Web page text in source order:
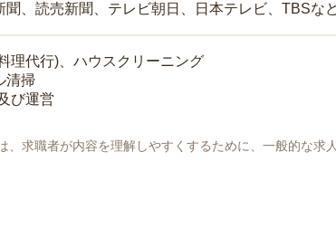
聞、読売新聞、テレビ朝日、日本テレビ、TBSな
理代行)、ハウスクリーニング
清掃
び運営
求職者が内容を理解しやすくするために、一般的な求